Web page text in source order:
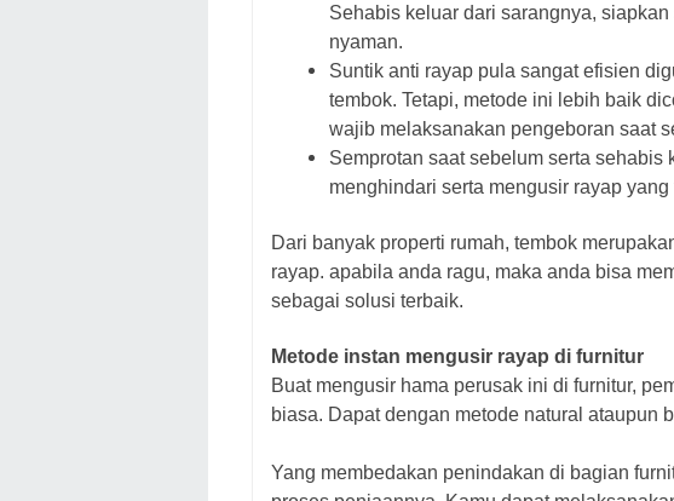
Sehabis keluar dari sarangnya,
nyaman.
Suntik anti rayap pula sangat efisien
tembok. Tetapi, metode ini lebih baik
wajib melaksanakan pengeboran saat
Semprotan saat sebelum serta
menghindari serta mengusir rayap
Dari banyak properti rumah, tembok
rayap. apabila anda ragu, maka anda bisa
sebagai solusi terbaik.
Metode instan mengusir rayap di furnitur
Buat mengusir hama perusak ini di furnitur,
biasa. Dapat dengan metode natural ataupun
Yang membedakan penindakan di bagian